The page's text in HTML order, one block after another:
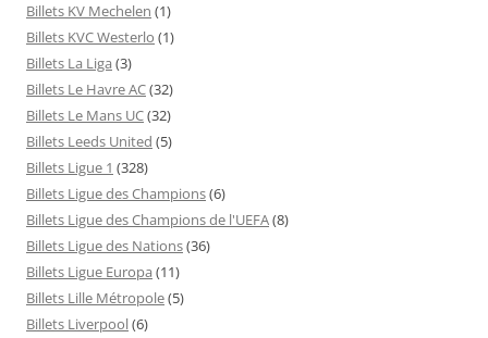
Billets KV Mechelen (1)
Billets KVC Westerlo (1)
Billets La Liga (3)
Billets Le Havre AC(32)
Billets Le Mans UC(32)
Billets Leeds United (5)
Billets Ligue 1 (328)
Billets Ligue des Champions(6)
Billets Ligue des Champions de l'UEFA(8)
Billets Ligue des Nations(36)
Billets Ligue Europa (11)
Billets Lille Métropole(5)
Billets Liverpool(6)